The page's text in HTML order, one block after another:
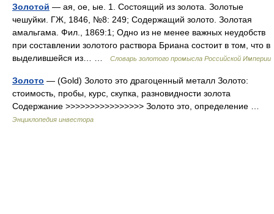
Золотой — ая, ое, ые. 1. Состоящий из золота. Золотые
чешуйки. ГЖ, 1846, №8: 249; Содержащий золото. Золотая
амальгама. Фил., 1869:1; Одно из не менее важных неудобств
при составлении золотого раствора Бриана состоит в том, что в
выделившейся из… …
Словарь золотого промысла Российской Империи
Золото — (Gold) Золото это драгоценный металл Золото:
стоимость, пробы, курс, скупка, разновидности золота
Содержание >>>>>>>>>>>>>>>> Золото это, определение …
Энциклопедия инвестора